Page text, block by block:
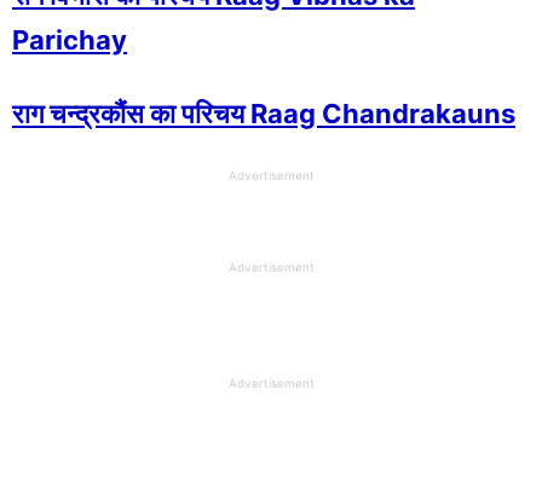
Parichay
राग चन्द्रकौंस का परिचय Raag Chandrakauns
Advertisement
Advertisement
Advertisement